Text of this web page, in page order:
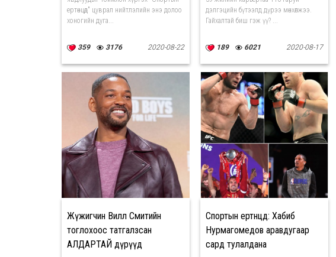
ертөнцөд" цуврал нийтлэлийн энэ долоо
хоногийн дуга...
359 3176 2020-08-22
дэлгэцийн бүтээлд дүрээ мөнхөлжээ.
Гайхалтай биш гэж үү? ...
189 6021 2020-08-17
Жүжигчин Вилл Смитийн
тоглохоос татгалзсан
АЛДАРТАЙ дүрүүд
Спортын ертөнцөд: Хабиб
Нурмагомедов аравдугаар
сард тулалдана